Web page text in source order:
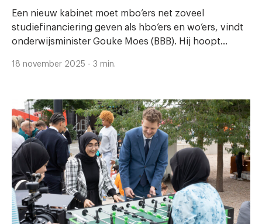
Een nieuw kabinet moet mbo’ers net zoveel
studiefinanciering geven als hbo’ers en wo’ers, vindt
onderwijsminister Gouke Moes (BBB). Hij hoopt...
18 november 2025 - 3 min.